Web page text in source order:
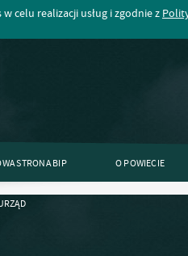
celu realizacji usług i zgodnie z
STRONA BIP O POWIECIE